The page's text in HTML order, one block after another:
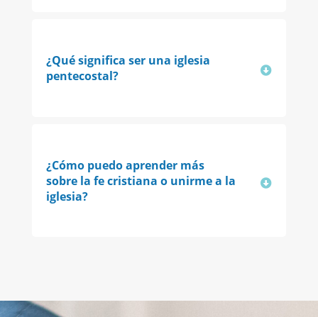
¿Qué significa ser una iglesia
pentecostal?
¿Cómo puedo aprender más
sobre la fe cristiana o unirme a la
iglesia?